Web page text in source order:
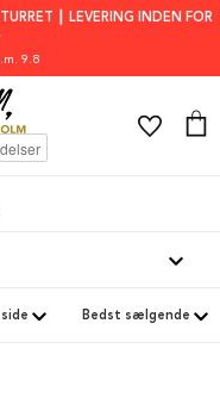
┃ LEVERING INDEN FOR
9.8